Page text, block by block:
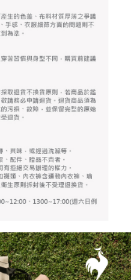
ては、以下のリンクを参照してくだ
ます。
以下当サービスという）はネットプ
が提供し、AFTEEが代金を徴収し
なければならない個人情報（注文者
話番号、受取人住所を含むがこれに
ビスで必要な範囲内で利用されま
利用について、詳細はAFTEE公式ホ
及び利用に関する声明』をご参照く
）。
の金額に基づいて年利20%の遅延滞
は、事前に法定代理人または後見人
けます。
ある、または関連する法律の権利を
ョンズcs_tw@netprotections.co.jp
情報を、必要な購入注文書とあわせ
にあなたの個人情報の収集、処